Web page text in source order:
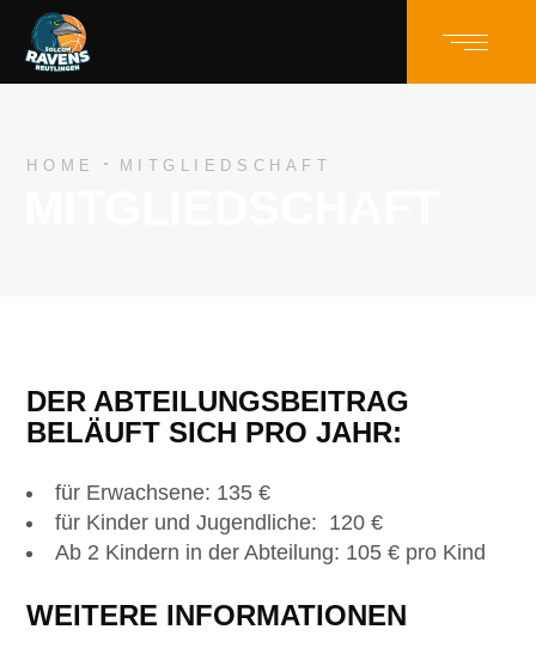
HOME MITGLIEDSCHAFT
DER ABTEILUNGSBEITRAG
BELÄUFT SICH PRO JAHR:
für Erwachsene: 135 €
für Kinder und Jugendliche: 120 €
Ab 2 Kindern in der Abteilung: 105 € pro Kind
WEITERE INFORMATIONEN